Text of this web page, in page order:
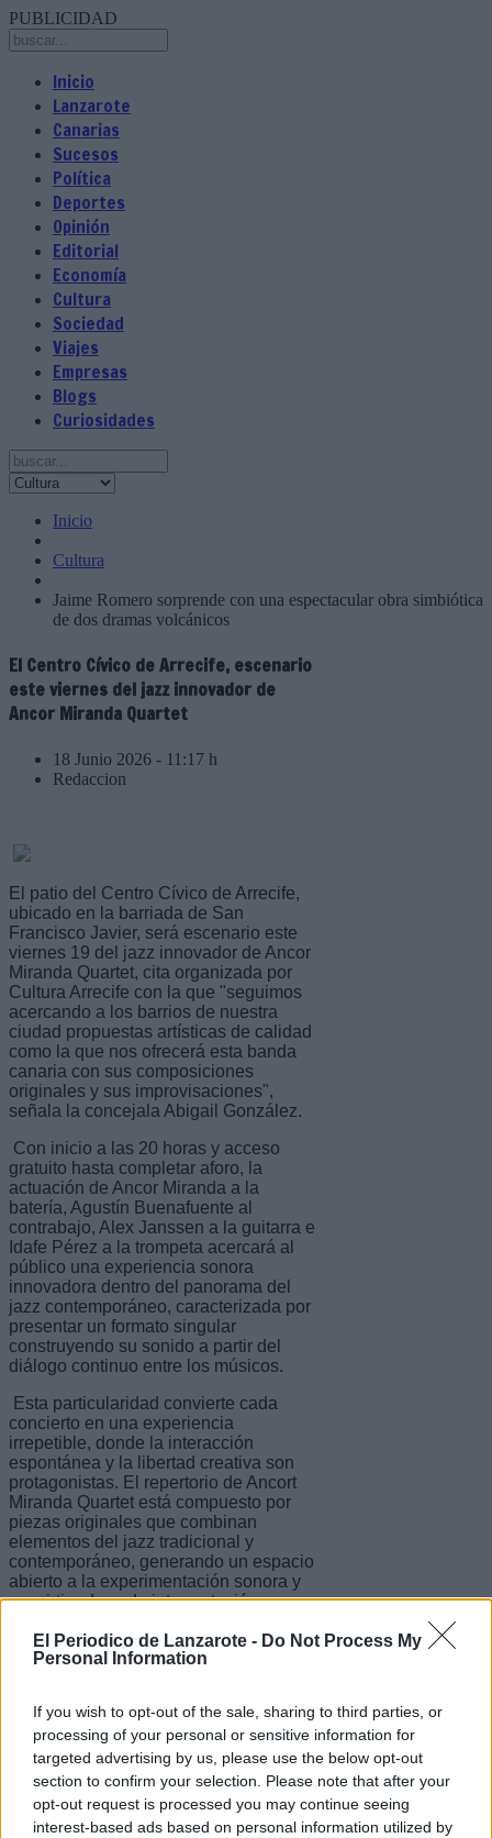
El Periodico de Lanzarote - Do Not Process My
Personal Information
If you wish to opt-out of the sale, sharing to third parties, or
processing of your personal or sensitive information for
targeted advertising by us, please use the below opt-out
section to confirm your selection. Please note that after your
opt-out request is processed you may continue seeing
interest-based ads based on personal information utilized by
PUBLICIDAD
Inicio
Lanzarote
Canarias
Sucesos
Política
Deportes
Opinión
Editorial
Economía
Cultura
Sociedad
Viajes
Empresas
Blogs
Curiosidades
Inicio
Cultura
Jaime Romero sorprende con una espectacular obra simbiótica
de dos dramas volcánicos
El Centro Cívico de Arrecife, escenario
este viernes del jazz innovador de
Ancor Miranda Quartet
18 Junio 2026 - 11:17 h
Redaccion
El patio del Centro Cívico de Arrecife,
ubicado en la barriada de San
Francisco Javier, será escenario este
viernes 19 del jazz innovador de Ancor
Miranda Quartet, cita organizada por
Cultura Arrecife con la que "seguimos
acercando a los barrios de nuestra
ciudad propuestas artísticas de calidad
como la que nos ofrecerá esta banda
canaria con sus composiciones
originales y sus improvisaciones",
señala la concejala Abigail González.
Con inicio a las 20 horas y acceso
gratuito hasta completar aforo, la
actuación de Ancor Miranda a la
batería, Agustín Buenafuente al
contrabajo, Alex Janssen a la guitarra e
Idafe Pérez a la trompeta acercará al
público una experiencia sonora
innovadora dentro del panorama del
jazz contemporáneo, caracterizada por
presentar un formato singular
construyendo su sonido a partir del
diálogo continuo entre los músicos.
Esta particularidad convierte cada
concierto en una experiencia
irrepetible, donde la interacción
espontánea y la libertad creativa son
protagonistas. El repertorio de Ancort
Miranda Quartet está compuesto por
piezas originales que combinan
elementos del jazz tradicional y
contemporáneo, generando un espacio
abierto a la experimentación sonora y
convirtiendo cada interpretación en una
cuarteto, que adaptan y transforman su
música en tiempo real.
Escribir un comentario
(requerido)